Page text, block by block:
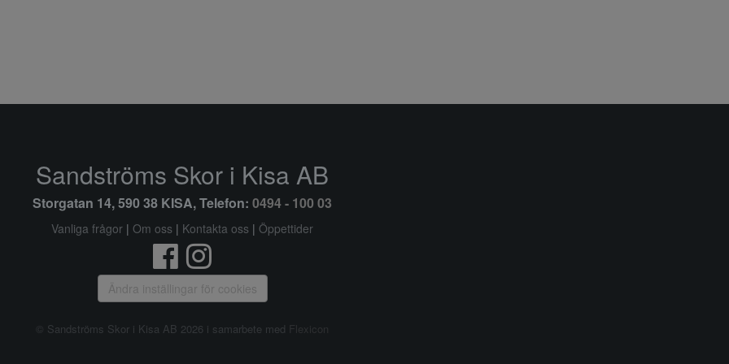
Sandströms Skor i Kisa AB
Storgatan 14, 590 38 KISA, Telefon: 0494 - 100 03
Vanliga frågor | Om oss | Kontakta oss | Öppettider
Ändra inställingar för cookies
© Sandströms Skor i Kisa AB 2026 i samarbete med Flexicon